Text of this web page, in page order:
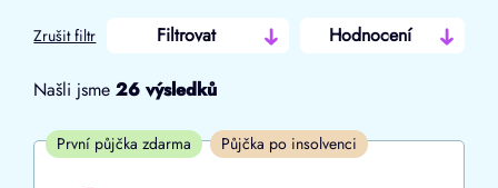
Zrušit filtr Filtrovat Hodnocení
Od
Našli jsme26 výsledků
První půjčka zdarma Půjčka po insolvenci